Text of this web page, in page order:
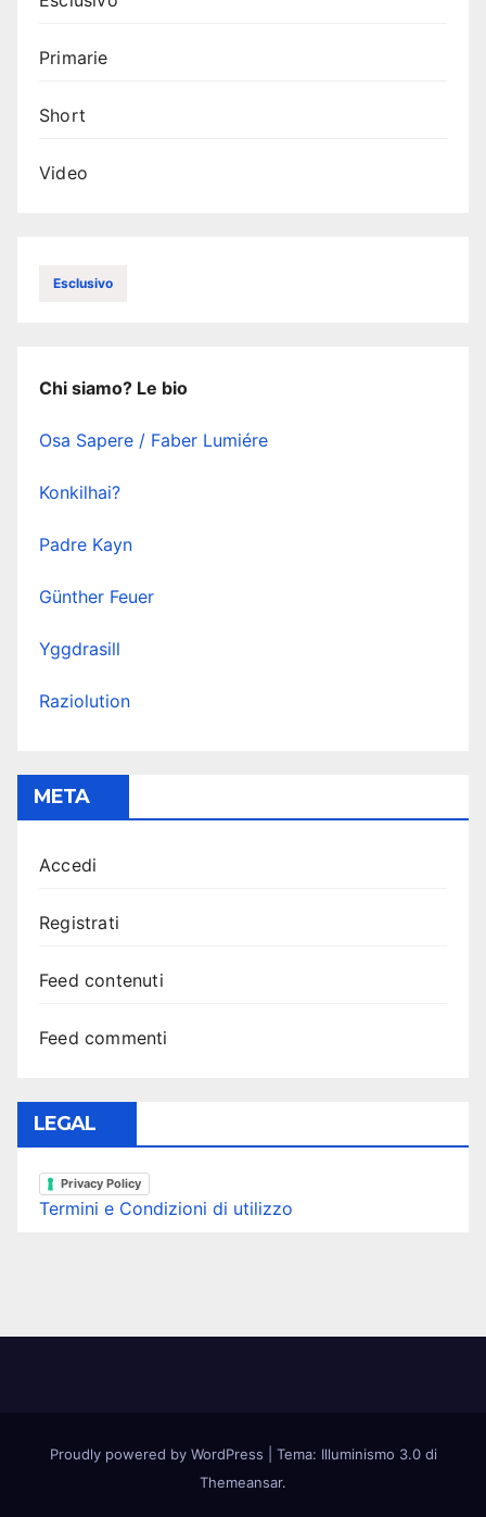
Primarie
Short
Video
Esclusivo
Chi siamo? Le bio
Osa Sapere / Faber Lumiére
Konkilhai?
Padre Kayn
Günther Feuer
Yggdrasill
Raziolution
META
Accedi
Registrati
Feed contenuti
Feed commenti
LEGAL
Privacy Policy
Termini e Condizioni di utilizzo
Proudly powered by WordPress
Tema: Illuminismo 3.0 di
Themeansar.